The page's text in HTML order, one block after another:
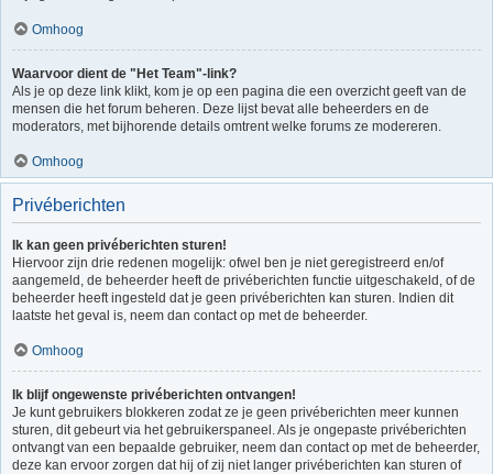
Omhoog
Waarvoor dient de "Het Team"-link?
Als je op deze link klikt, kom je op een pagina die een overzicht geeft van de
mensen die het forum beheren. Deze lijst bevat alle beheerders en de
moderators, met bijhorende details omtrent welke forums ze modereren.
Omhoog
Privéberichten
Ik kan geen privéberichten sturen!
Hiervoor zijn drie redenen mogelijk: ofwel ben je niet geregistreerd en/of
aangemeld, de beheerder heeft de privéberichten functie uitgeschakeld, of de
beheerder heeft ingesteld dat je geen privéberichten kan sturen. Indien dit
laatste het geval is, neem dan contact op met de beheerder.
Omhoog
Ik blijf ongewenste privéberichten ontvangen!
Je kunt gebruikers blokkeren zodat ze je geen privéberichten meer kunnen
sturen, dit gebeurt via het gebruikerspaneel. Als je ongepaste privéberichten
ontvangt van een bepaalde gebruiker, neem dan contact op met de beheerder,
deze kan ervoor zorgen dat hij of zij niet langer privéberichten kan sturen of